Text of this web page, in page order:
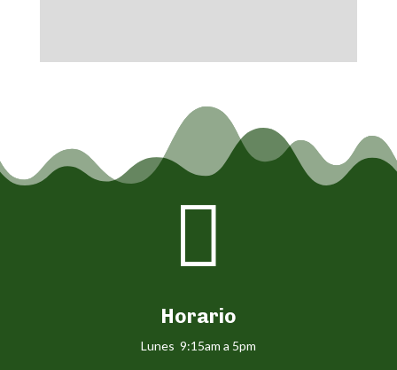

Horario
Lunes 9:15am a 5pm